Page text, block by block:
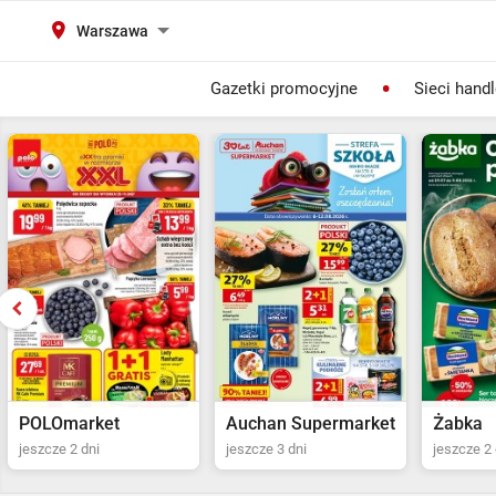
Warszawa
Gazetki promocyjne Sieci
Auchan Supermarket
jeszcze 3 dni
Żabka
jeszcze 2 dni jeszcze 2